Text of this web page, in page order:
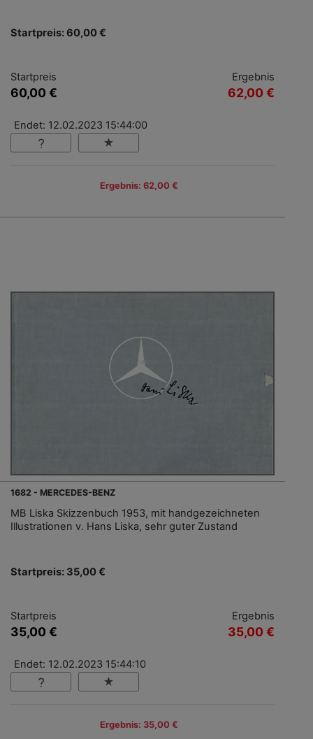
Startpreis: 60,00 €
Startpreis
60,00 €
Ergebnis
62,00 €
Endet: 12.02.2023 15:44:00
Ergebnis: 62,00 €
1682 - MERCEDES-BENZ
MB Liska Skizzenbuch 1953, mit handgezeichneten
Illustrationen v. Hans Liska, sehr guter Zustand
Startpreis: 35,00 €
Startpreis
35,00 €
Ergebnis
35,00 €
Endet: 12.02.2023 15:44:10
Ergebnis: 35,00 €